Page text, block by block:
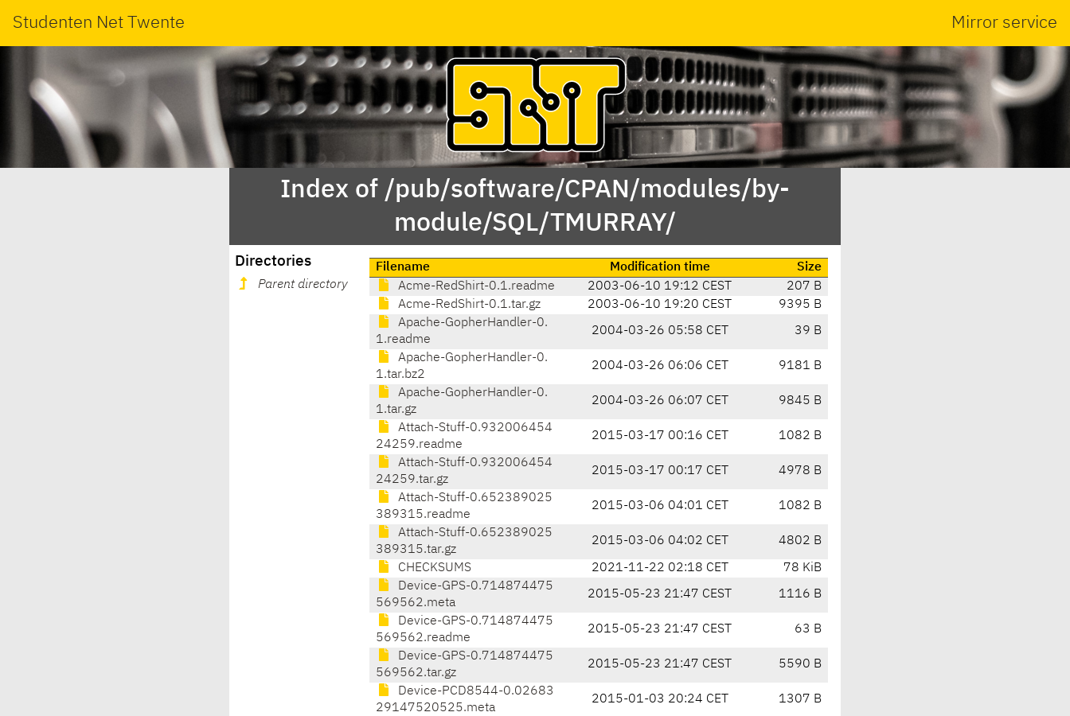
Studenten Net Twente Mirror service
Index of /pub/software/CPAN/modules/by-
module/SQL/TMURRAY/
Directories
Parent directory
Filename Modification time
Size
Acme-RedShirt-0.1.readme
2003-06-10 19:12 CEST
207 B
Acme-RedShirt-0.1.tar.gz
2003-06-10 19:20 CEST
9395 B
Apache-GopherHandler-0.
1.readme
2004-03-26 05:58 CET 39 B
Apache-GopherHandler-0.
1.tar.bz2
2004-03-26 06:06 CET 9181 B
Apache-GopherHandler-0.
1.tar.gz
2004-03-26 06:07 CET 9845 B
Attach-Stuff-0.932006454
24259.readme
2015-03-17 00:16 CET 1082 B
Attach-Stuff-0.932006454
24259.tar.gz
2015-03-17 00:17 CET 4978 B
Attach-Stuff-0.652389025
389315.readme
2015-03-06 04:01 CET 1082 B
Attach-Stuff-0.652389025
389315.tar.gz
2015-03-06 04:02 CET 4802 B
CHECKSUMS 2021-11-22 02:18 CET
78 KiB
Device-GPS-0.714874475
569562.meta
2015-05-23 21:47 CEST 1116 B
Device-GPS-0.714874475
569562.readme
2015-05-23 21:47 CEST 63 B
Device-GPS-0.714874475
569562.tar.gz
2015-05-23 21:47 CEST 5590 B
Device-PCD8544-0.02683
29147520525.meta
2015-01-03 20:24 CET 1307 B